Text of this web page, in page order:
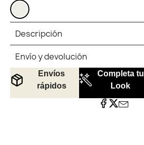
MARFIL
Descripción
Envío y devolución
Envíos
rápidos
Completa tu
Look